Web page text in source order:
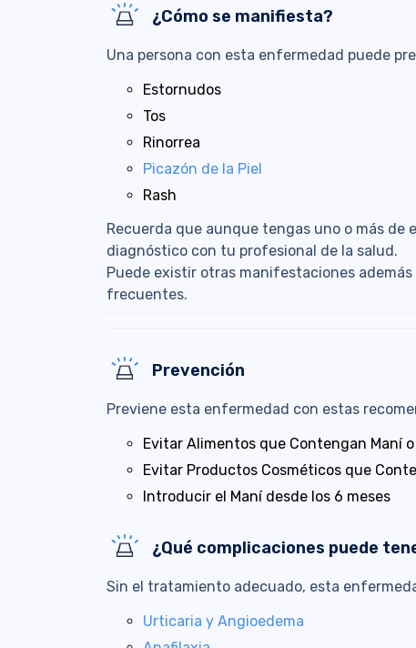
¿Cómo se manifiesta?
Una persona con esta enfermedad puede
Estornudos
Tos
Rinorrea
Picazón de la Piel
Rash
Recuerda que aunque tengas uno o más de
diagnóstico con tu profesional de la salud.
Puede existir otras manifestaciones
frecuentes.
Prevención
Previene esta enfermedad con estas
Evitar Alimentos que Contengan Maní
Evitar Productos Cosméticos que
Introducir el Maní desde los 6 meses
¿Qué complicaciones puede
Sin el tratamiento adecuado, esta
Urticaria y Angioedema